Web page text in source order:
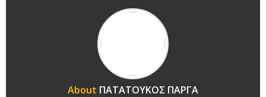
About ΠΑΤΑΤΟΥΚΟΣ ΠΑΡΓΑ